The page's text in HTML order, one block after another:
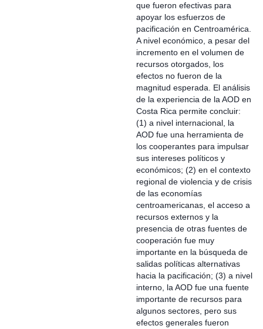
que fueron efectivas para
apoyar los esfuerzos de
pacificación en Centroamérica.
A nivel económico, a pesar del
incremento en el volumen de
recursos otorgados, los
efectos no fueron de la
magnitud esperada. El análisis
de la experiencia de la AOD en
Costa Rica permite concluir:
(1) a nivel internacional, la
AOD fue una herramienta de
los cooperantes para impulsar
sus intereses políticos y
económicos; (2) en el contexto
regional de violencia y de crisis
de las economías
centroamericanas, el acceso a
recursos externos y la
presencia de otras fuentes de
cooperación fue muy
importante en la búsqueda de
salidas políticas alternativas
hacia la pacificación; (3) a nivel
interno, la AOD fue una fuente
importante de recursos para
algunos sectores, pero sus
efectos generales fueron